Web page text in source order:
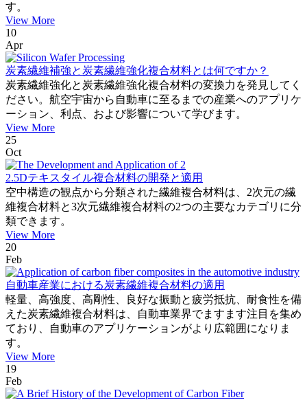
す。
View More
10
Apr
炭素繊維補強と炭素繊維強化複合材料とは何ですか？
炭素繊維強化と炭素繊維強化複合材料の変換力を発見してく
ださい。航空宇宙から自動車に至るまでの産業へのアプリケ
ーション、利点、および影響について学びます。
View More
25
Oct
2.5Dテキスタイル複合材料の開発と適用
空中構造の観点から分類された繊維複合材料は、2次元の繊
維複合材料と3次元繊維複合材料の2つの主要なカテゴリに分
類できます。
View More
20
Feb
自動車産業における炭素繊維複合材料の適用
軽量、高強度、高剛性、良好な振動と疲労抵抗、耐食性を備
えた炭素繊維複合材料は、自動車業界でますます注目を集め
ており、自動車のアプリケーションがより広範囲になりま
す。
View More
19
Feb